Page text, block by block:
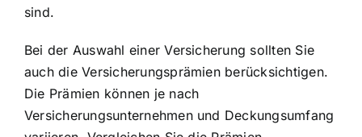
sind.
Bei der Auswahl einer Versicherung sollten Sie
auch die Versicherungsprämien berücksichtigen.
Die Prämien können je nach
Versicherungsunternehmen und Deckungsumfang